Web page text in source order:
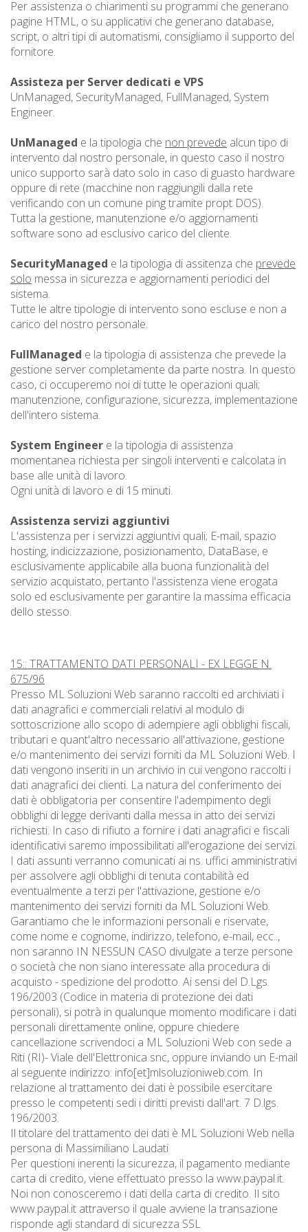
Per assistenza o chiarimenti su programmi che generano
pagine HTML, o su applicativi che generano database,
script, o altri tipi di automatismi, consigliamo il supporto del
fornitore.
Assisteza per Server dedicati e VPS
UnManaged, SecurityManaged, FullManaged, System
Engineer.
UnManaged e la tipologia che non prevede alcun tipo di
intervento dal nostro personale, in questo caso il nostro
unico supporto sarà dato solo in caso di guasto hardware
oppure di rete (macchine non raggiungili dalla rete
verificando con un comune ping tramite propt DOS).
Tutta la gestione, manutenzione e/o aggiornamenti
software sono ad esclusivo carico del cliente.
SecurityManaged e la tipologia di assitenza che prevede
solo messa in sicurezza e aggiornamenti periodici del
sistema.
Tutte le altre tipologie di intervento sono escluse e non a
carico del nostro personale.
FullManaged e la tipologia di assistenza che prevede la
gestione server completamente da parte nostra. In questo
caso, ci occuperemo noi di tutte le operazioni quali;
manutenzione, configurazione, sicurezza, implementazione
dell'intero sistema.
System Engineer e la tipologia di assistenza
momentanea richiesta per singoli interventi e calcolata in
base alle unità di lavoro.
Ogni unità di lavoro e di 15 minuti.
Assistenza servizi aggiuntivi
L'assistenza per i servizzi aggiuntivi quali; E-mail, spazio
hosting, indicizzazione, posizionamento, DataBase, e
esclusivamente applicabile alla buona funzionalità del
servizio acquistato, pertanto l'assistenza viene erogata
solo ed esclusivamente per garantire la massima efficacia
dello stesso.
15:: TRATTAMENTO DATI PERSONALI - EX LEGGE N.
675/96
Presso ML Soluzioni Web saranno raccolti ed archiviati i
dati anagrafici e commerciali relativi al modulo di
sottoscrizione allo scopo di adempiere agli obblighi fiscali,
tributari e quant'altro necessario all'attivazione, gestione
e/o mantenimento dei servizi forniti da ML Soluzioni Web. I
dati vengono inseriti in un archivio in cui vengono raccolti i
dati anagrafici dei clienti. La natura del conferimento dei
dati è obbligatoria per consentire l'adempimento degli
obblighi di legge derivanti dalla messa in atto dei servizi
richiesti. In caso di rifiuto a fornire i dati anagrafici e fiscali
identificativi saremo impossibilitati all'erogazione dei servizi.
I dati assunti verranno comunicati ai ns. uffici amministrativi
per assolvere agli obblighi di tenuta contabilità ed
eventualmente a terzi per l'attivazione, gestione e/o
mantenimento dei servizi forniti da ML Soluzioni Web.
Garantiamo che le informazioni personali e riservate,
come nome e cognome, indirizzo, telefono, e-mail, ecc..,
non saranno IN NESSUN CASO divulgate a terze persone
o società che non siano interessate alla procedura di
acquisto - spedizione del prodotto. Ai sensi del D.Lgs.
196/2003 (Codice in materia di protezione dei dati
personali), si potrà in qualunque momento modificare i dati
personali direttamente online, oppure chiedere
cancellazione scrivendoci a ML Soluzioni Web con sede a
Riti (RI)- Viale dell'Elettronica snc, oppure inviando un E-mail
al seguente indirizzo: info[et]mlsoluzioniweb.com. In
relazione al trattamento dei dati è possibile esercitare
presso le competenti sedi i diritti previsti dall'art. 7 D.lgs.
196/2003.
Il titolare del trattamento dei dati è ML Soluzioni Web nella
persona di Massimiliano Laudati
Per questioni inerenti la sicurezza, il pagamento mediante
carta di credito, viene effettuato presso la www.paypal.it.
Noi non conosceremo i dati della carta di credito. Il sito
www.paypal.it attraverso il quale avviene la transazione
risponde agli standard di sicurezza SSL